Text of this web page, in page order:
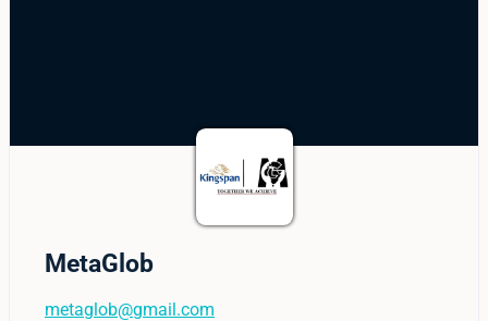
MetaGlob
metaglob@gmail.com